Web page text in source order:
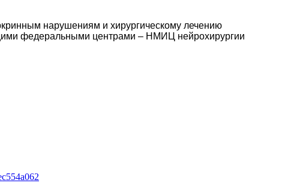
нарушениям и хирургическому лечению
федеральными центрами – НМИЦ нейрохирургии